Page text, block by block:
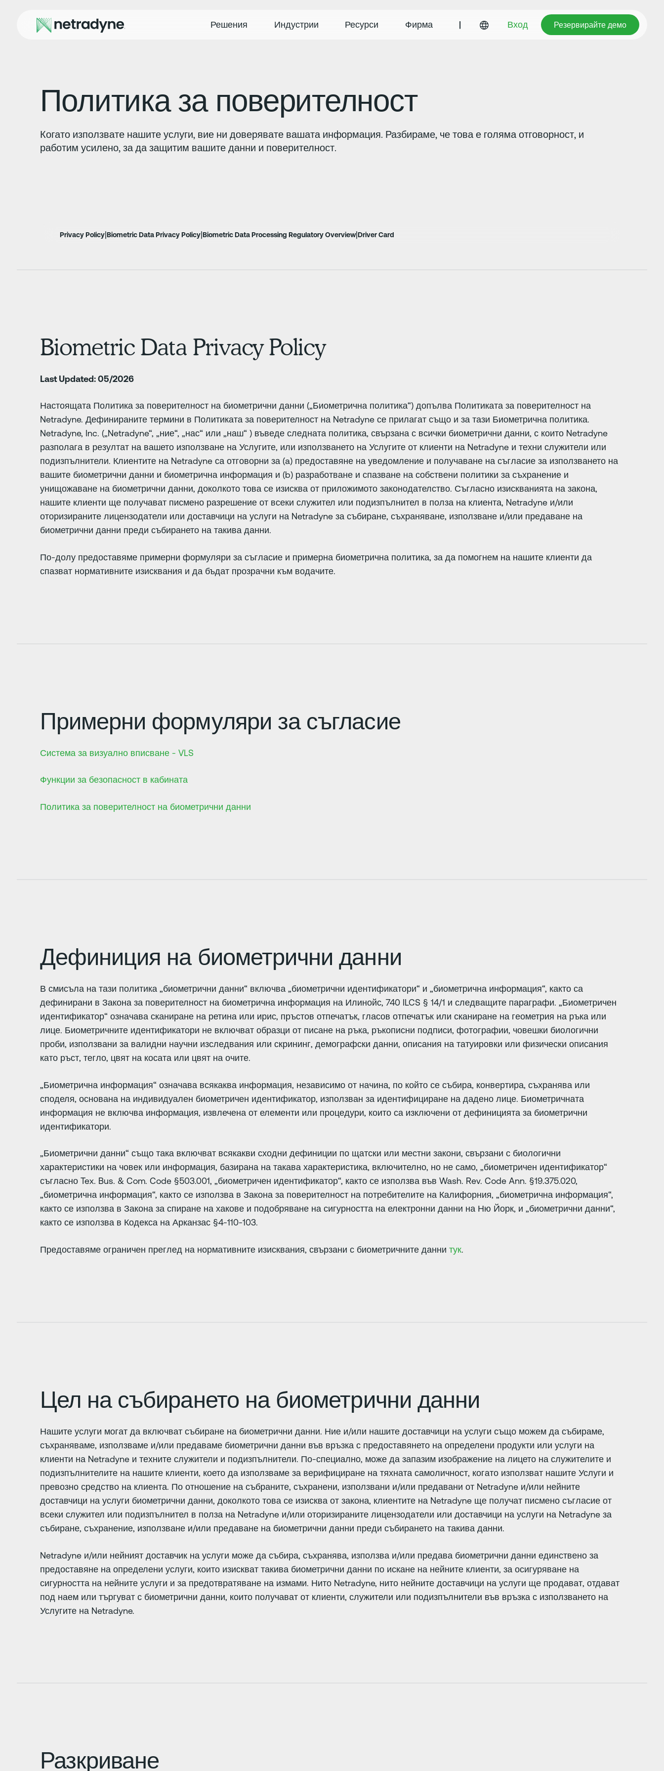
Решения Индустрии Ресурси Фирма | Вход Резервирайте демо
Резервирайте демо
Политика за поверителност
Когато използвате нашите услуги, вие ни доверявате вашата информация. Разбираме, че това е голяма отговорност, и
работим усилено, за да защитим вашите данни и поверителност.
Privacy Policy|Biometric Data Privacy Policy|Biometric Data Processing Regulatory Overview|Driver Card
Biometric Data Privacy Policy
Last Updated: 05/2026
Настоящата Политика за поверителност на биометрични данни („Биометрична политика“) допълва Политиката за поверителност на
Netradyne. Дефинираните термини в Политиката за поверителност на Netradyne се прилагат също и за тази Биометрична политика.
Netradyne, Inc. („Netradyne“, „ние“, „нас“ или „наш“ ) въведе следната политика, свързана с всички биометрични данни, с които Netradyne
разполага в резултат на вашето използване на Услугите, или използването на Услугите от клиенти на Netradyne и техни служители или
подизпълнители. Клиентите на Netradyne са отговорни за (a) предоставяне на уведомление и получаване на съгласие за използването на
вашите биометрични данни и биометрична информация и (b) разработване и спазване на собствени политики за съхранение и
унищожаване на биометрични данни, доколкото това се изисква от приложимото законодателство. Съгласно изискванията на закона,
нашите клиенти ще получават писмено разрешение от всеки служител или подизпълнител в полза на клиента, Netradyne и/или
оторизираните лицензодатели или доставчици на услуги на Netradyne за събиране, съхраняване, използване и/или предаване на
биометрични данни преди събирането на такива данни.
По-долу предоставяме примерни формуляри за съгласие и примерна биометрична политика, за да помогнем на нашите клиенти да
спазват нормативните изисквания и да бъдат прозрачни към водачите.
Примерни формуляри за съгласие
Система за визуално вписване - VLS
Функции за безопасност в кабината
Политика за поверителност на биометрични данни
Дефиниция на биометрични данни
В смисъла на тази политика „биометрични данни“ включва „биометрични идентификатори“ и „биометрична информация“, както са
дефинирани в Закона за поверителност на биометрична информация на Илинойс, 740 ILCS § 14/1 и следващите параграфи. „Биометричен
идентификатор“ означава сканиране на ретина или ирис, пръстов отпечатък, гласов отпечатък или сканиране на геометрия на ръка или
лице. Биометричните идентификатори не включват образци от писане на ръка, ръкописни подписи, фотографии, човешки биологични
проби, използвани за валидни научни изследвания или скрининг, демографски данни, описания на татуировки или физически описания
като ръст, тегло, цвят на косата или цвят на очите.
„Биометрична информация“ означава всякаква информация, независимо от начина, по който се събира, конвертира, съхранява или
споделя, основана на индивидуален биометричен идентификатор, използван за идентифициране на дадено лице. Биометричната
информация не включва информация, извлечена от елементи или процедури, които са изключени от дефиницията за биометрични
идентификатори.
„Биометрични данни“ също така включват всякакви сходни дефиниции по щатски или местни закони, свързани с биологични
характеристики на човек или информация, базирана на такава характеристика, включително, но не само, „биометричен идентификатор“
съгласно Tex. Bus. & Com. Code §503.001, „биометричен идентификатор“, както се използва във Wash. Rev. Code Ann. §19.375.020,
„биометрична информация“, както се използва в Закона за поверителност на потребителите на Калифорния, „биометрична информация“,
както се използва в Закона за спиране на хакове и подобряване на сигурността на електронни данни на Ню Йорк, и „биометрични данни“,
както се използва в Кодекса на Арканзас §4-110-103.
Предоставяме ограничен преглед на нормативните изисквания, свързани с биометричните данни тук.
Цел на събирането на биометрични данни
Нашите услуги могат да включват събиране на биометрични данни. Ние и/или нашите доставчици на услуги също можем да събираме,
съхраняваме, използваме и/или предаваме биометрични данни във връзка с предоставянето на определени продукти или услуги на
клиенти на Netradyne и техните служители и подизпълнители. По-специално, може да запазим изображение на лицето на служителите и
подизпълнителите на нашите клиенти, което да използваме за верифициране на тяхната самоличност, когато използват нашите Услуги и
превозно средство на клиента. По отношение на събраните, съхранени, използвани и/или предавани от Netradyne и/или нейните
доставчици на услуги биометрични данни, доколкото това се изисква от закона, клиентите на Netradyne ще получат писмено съгласие от
всеки служител или подизпълнител в полза на Netradyne и/или оторизираните лицензодатели или доставчици на услуги на Netradyne за
събиране, съхранение, използване и/или предаване на биометрични данни преди събирането на такива данни.
Netradyne и/или нейният доставчик на услуги може да събира, съхранява, използва и/или предава биометрични данни единствено за
предоставяне на определени услуги, които изискват такива биометрични данни по искане на нейните клиенти, за осигуряване на
сигурността на нейните услуги и за предотвратяване на измами. Нито Netradyne, нито нейните доставчици на услуги ще продават, отдават
под наем или търгуват с биометрични данни, които получават от клиенти, служители или подизпълнители във връзка с използването на
Услугите на Netradyne.
Разкриване